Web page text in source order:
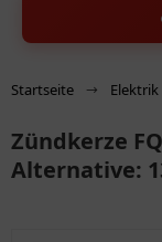
Startseite Elektrik
Zündkerze
Alternative: